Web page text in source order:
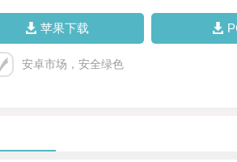
苹果下载
安卓市场，安全绿色